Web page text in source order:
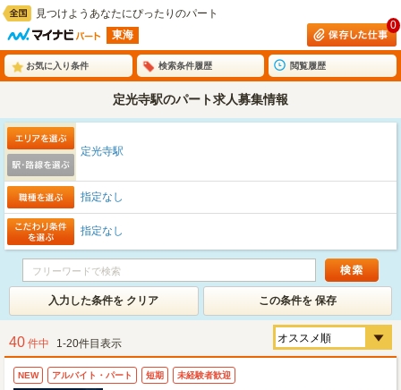
見つけようあなたにぴったりのパート
東海
0
お気に入り条件 検索条件履歴 閲覧履歴
定光寺駅のパート求人募集情報
定光寺駅
指定なし
指定なし
入力した条件を クリア この条件を 保存
40 件中 1-20件目表示
NEW アルバイト・パート 短期 未経験者歓迎